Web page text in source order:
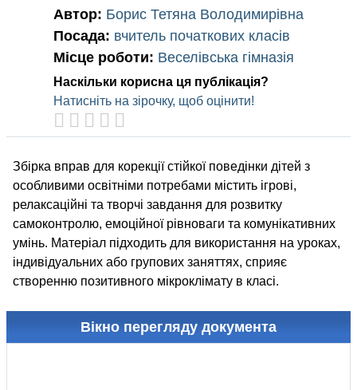
Автор: Борис Тетяна Володимирівна
Посада: вчитель початкових класів
Місце роботи: Веселівська гімназія
Наскільки корисна ця публікація?
Натисніть на зірочку, щоб оцінити!
Збірка вправ для корекції стійкої поведінки дітей з
особливими освітніми потребами містить ігрові,
релаксаційні та творчі завдання для розвитку
самоконтролю, емоційної рівноваги та комунікативних
умінь. Матеріал підходить для використання на уроках,
індивідуальних або групових заняттях, сприяє
створенню позитивного мікроклімату в класі.
Вікно перегляду документа